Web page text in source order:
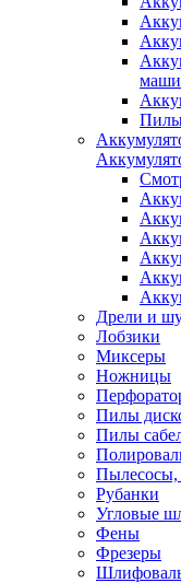
Пилы
Дрели и
Лобзики
Миксеры
Ножницы
Пилы
Пилы
Пылесосы,
Рубанки
Угловые
Фены
Фрезеры